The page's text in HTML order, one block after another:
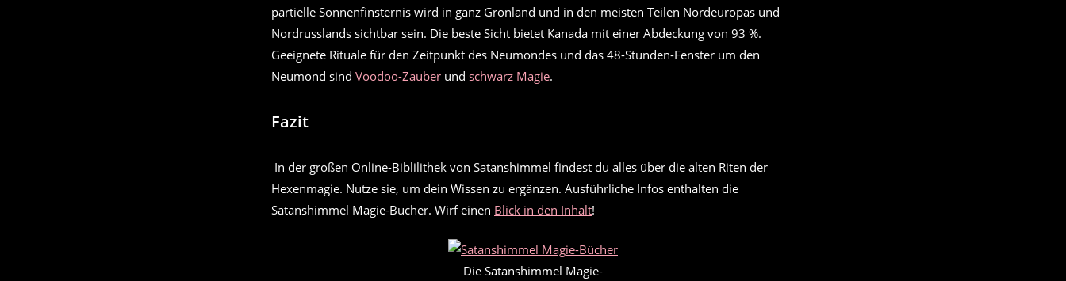
partielle Sonnenfinsternis wird in ganz Grönland und in den meisten Teilen Nordeuropas und
Nordrusslands sichtbar sein. Die beste Sicht bietet Kanada mit einer Abdeckung von 93 %.
Geeignete Rituale für den Zeitpunkt des Neumondes und das 48-Stunden-Fenster um den
Neumond sind Voodoo-Zauber und schwarz Magie.
Fazit
In der großen Online-Biblilithek von Satanshimmel findest du alles über die alten Riten der
Hexenmagie. Nutze sie, um dein Wissen zu ergänzen. Ausführliche Infos enthalten die
Satanshimmel Magie-Bücher. Wirf einen Blick in den Inhalt!
Die Satanshimmel Magie-